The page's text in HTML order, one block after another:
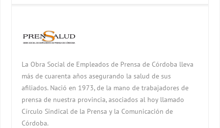
La Obra Social de Empleados de Prensa de Córdoba lleva
más de cuarenta años asegurando la salud de sus
afiliados. Nació en 1973, de la mano de trabajadores de
prensa de nuestra provincia, asociados al hoy llamado
Círculo Sindical de la Prensa y la Comunicación de
Córdoba.